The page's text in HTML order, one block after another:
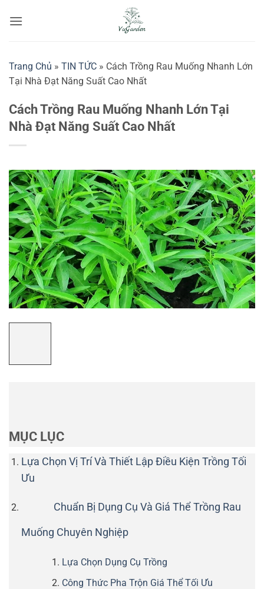
qua
Trang Chủ » TIN TỨC » Cách Trồng Rau Muống Nhanh Lớn
Tại Nhà Đạt Năng Suất Cao Nhất
Cách Trồng Rau Muống Nhanh Lớn Tại
Nhà Đạt Năng Suất Cao Nhất
MỤC LỤC
Lựa Chọn Vị Trí Và Thiết Lập Điều Kiện Trồng Tối
Ưu
Chuẩn Bị Dụng Cụ Và Giá Thể Trồng Rau
Muống Chuyên Nghiệp
Lựa Chọn Dụng Cụ Trồng
Công Thức Pha Trộn Giá Thể Tối Ưu